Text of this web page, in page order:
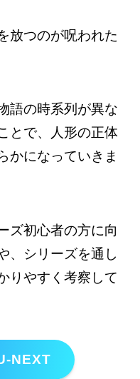
放つのが呪われた
語の時系列が異な
とで、人形の正体
かになっていきま
ズ初心者の方に向
、シリーズを通し
りやすく考察して
NEXT